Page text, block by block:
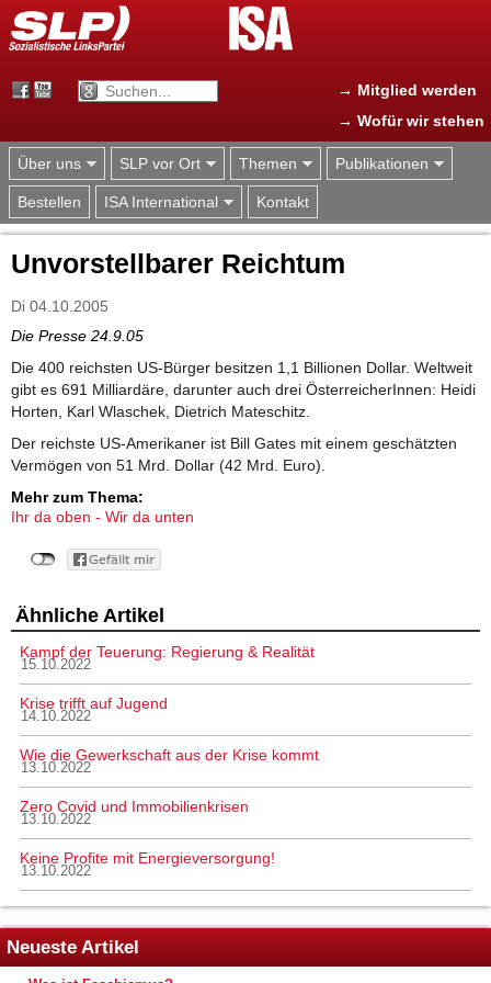
Jump to navigation
→ Mitglied werden
→ Wofür wir stehen
Über uns SLP vor Ort Themen Publikationen
Bestellen ISA International Kontakt
Unvorstellbarer Reichtum
Di 04.10.2005
Die Presse 24.9.05
Die 400 reichsten US-Bürger besitzen 1,1 Billionen Dollar. Weltweit
gibt es 691 Milliardäre, darunter auch drei ÖsterreicherInnen: Heidi
Horten, Karl Wlaschek, Dietrich Mateschitz.
Der reichste US-Amerikaner ist Bill Gates mit einem geschätzten
Vermögen von 51 Mrd. Dollar (42 Mrd. Euro).
Mehr zum Thema:
Ihr da oben - Wir da unten
Ähnliche Artikel
Kampf der Teuerung: Regierung & Realität
15.10.2022
Krise trifft auf Jugend
14.10.2022
Wie die Gewerkschaft aus der Krise kommt
13.10.2022
Zero Covid und Immobilienkrisen
13.10.2022
Keine Profite mit Energieversorgung!
13.10.2022
Neueste Artikel